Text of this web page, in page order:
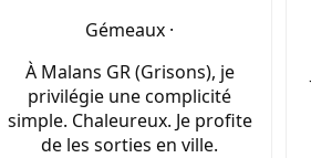
Gémeaux ·
À Malans GR (Grisons), je
privilégie une complicité
simple. Chaleureux. Je profite
de les sorties en ville.